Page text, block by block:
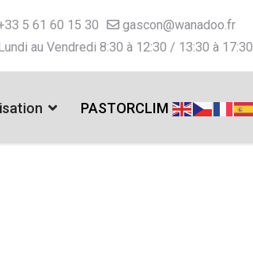
5 61 60 15 30
gascon@wanadoo.fr
au Vendredi 8:30 à 12:30 / 13:30 à 17:30
PASTORCLIM